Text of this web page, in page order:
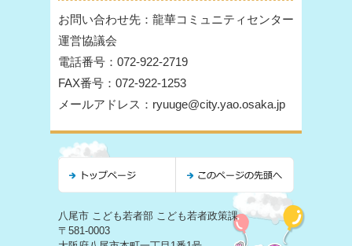
お問い合わせ先：龍華コミュニティセンター
運営協議会
電話番号：072-922-2719
FAX番号：072-922-1253
メールアドレス：ryuuge@city.yao.osaka.jp
八尾市 こども若者部 こども若者政策課
〒581-0003